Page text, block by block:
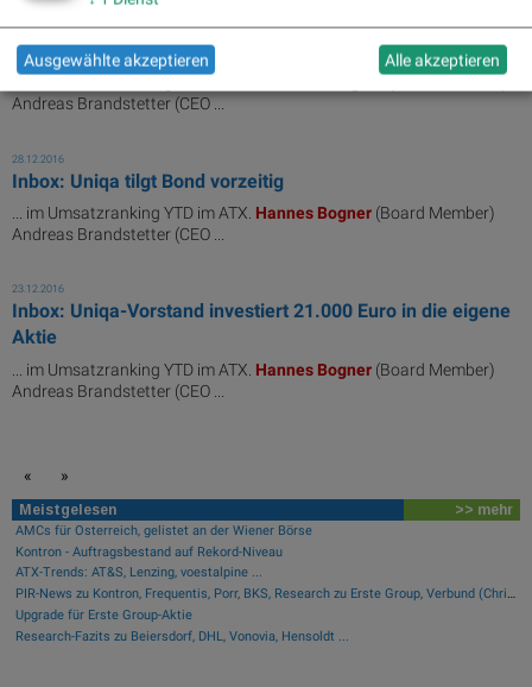
09.01.2017
Raiffeisen und die Lebensversicherungen und so hilft
Uniqa im Einbruchsfall (Social Fee...
Andreas Brandstetter (CEO ...
28.12.2016
Inbox: Uniqa tilgt Bond vorzeitig
... im Umsatzranking YTD im ATX. Hannes Bogner (Board Member)
Andreas Brandstetter (CEO ...
23.12.2016
Inbox: Uniqa-Vorstand investiert 21.000 Euro in die eigene
Aktie
... im Umsatzranking YTD im ATX. Hannes Bogner (Board Member)
Andreas Brandstetter (CEO ...
« »
Meistgelesen >> mehr
AMCs für Österreich, gelistet an der Wiener Börse
Kontron - Auftragsbestand auf Rekord-Niveau
ATX-Trends: AT&S, Lenzing, voestalpine ...
PIR-News zu Kontron, Frequentis, Porr, BKS, Research zu Erste Group, Verbund (Christine Petzwinkler)
Upgrade für Erste Group-Aktie
Research-Fazits zu Beiersdorf, DHL, Vonovia, Hensoldt ...
Ausgewählte akzeptieren Alle akzeptieren